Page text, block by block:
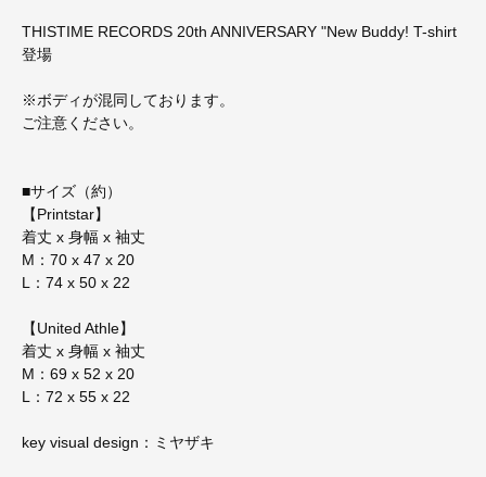
THISTIME RECORDS 20th ANNIVERSARY "New Buddy! T-shirt
登場
※ボディが混同しております。
ご注意ください。
■サイズ（約）
【Printstar】
着丈 x 身幅 x 袖丈
M：70 x 47 x 20
L：74 x 50 x 22
【United Athle】
着丈 x 身幅 x 袖丈
M：69 x 52 x 20
L：72 x 55 x 22
key visual design：ミヤザキ